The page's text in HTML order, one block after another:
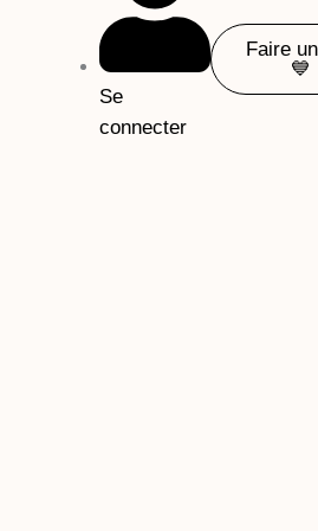
Se
connecter
Faire
💙